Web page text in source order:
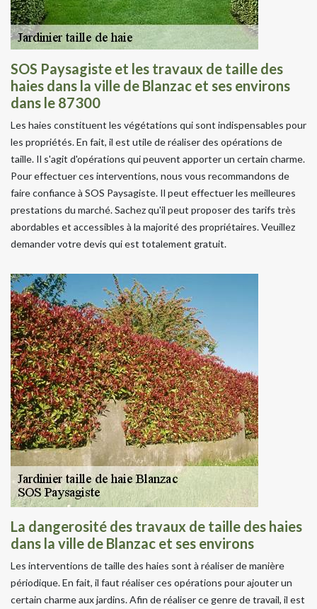
SOS Paysagiste et les travaux de taille des
haies dans la ville de Blanzac et ses environs
dans le 87300
Les haies constituent les végétations qui sont indispensables pour
les propriétés. En fait, il est utile de réaliser des opérations de
taille. Il s'agit d'opérations qui peuvent apporter un certain charme.
Pour effectuer ces interventions, nous vous recommandons de
faire confiance à SOS Paysagiste. Il peut effectuer les meilleures
prestations du marché. Sachez qu'il peut proposer des tarifs très
abordables et accessibles à la majorité des propriétaires. Veuillez
demander votre devis qui est totalement gratuit.
La dangerosité des travaux de taille des haies
dans la ville de Blanzac et ses environs
Les interventions de taille des haies sont à réaliser de manière
périodique. En fait, il faut réaliser ces opérations pour ajouter un
certain charme aux jardins. Afin de réaliser ce genre de travail, il est